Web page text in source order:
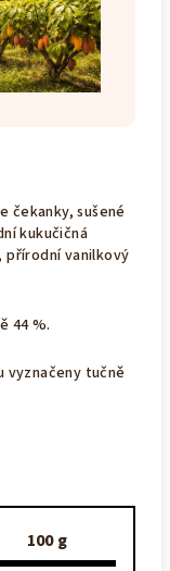
čekanky, sušené
kukučičná
přírodní vanilkový
44 %.
vyznačeny tučně
100 g